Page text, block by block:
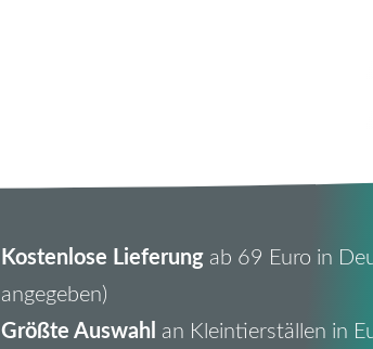
Kostenlose Lieferungab 69 Euro in
angegeben)
Größte Auswahl an Kleintierställen in